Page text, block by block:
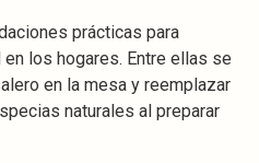
prácticas para
los hogares. Entre ellas se
en la mesa y reemplazar
naturales al preparar